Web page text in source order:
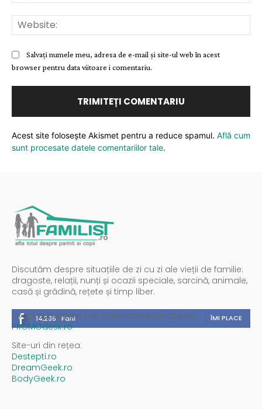
Salvați numele meu, adresa de e-mail și site-ul web în acest
browser pentru data viitoare i comentariu.
Acest site folosește Akismet pentru a reduce spamul. Află cum
sunt procesate datele comentariilor tale.
Discutăm despre situațiile de zi cu zi ale vieții de familie:
dragoste, relații, nunți și ocazii speciale, sarcină, animale,
casă și grădină, rețete și timp liber.
14,235 Fani ÎMI PLACE
Spații publicitare / reclamă administrată de
PROMOdesk.ro
Site-uri din rețea:
Destepti.ro
DreamGeek.ro
BodyGeek.ro